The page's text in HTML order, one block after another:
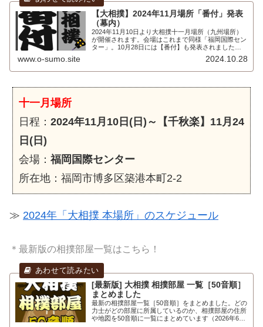
【大相撲】2024年11月場所「番付」発表
（幕内）
2024年11月10日より大相撲十一月場所（九州場所）
が開催されます。会場はこれまで同様「福岡国際セン
ター」。10月28日には【番付】も発表されました。
「幕内」力士の番付についてまとめましたので、ご覧
ください！2024年十一月場所「番付」先...
www.o-sumo.site 2024.10.28
十一月場所
日程： 2024年11月10日(日)～【千秋楽】11月24
日(日)
会場： 福岡国際センター
所在地：福岡市博多区築港本町2-2
≫ 2024年「大相撲 本場所」のスケジュール
＊最新版の相撲部屋一覧はこちら！
[最新版] 大相撲 相撲部屋 一覧［50音順］
まとめました
最新の相撲部屋一覧［50音順］をまとめました。どの
力士がどの部屋に所属しているのか、相撲部屋の住所
や地図を50音順に一覧にまとめています（2026年6月